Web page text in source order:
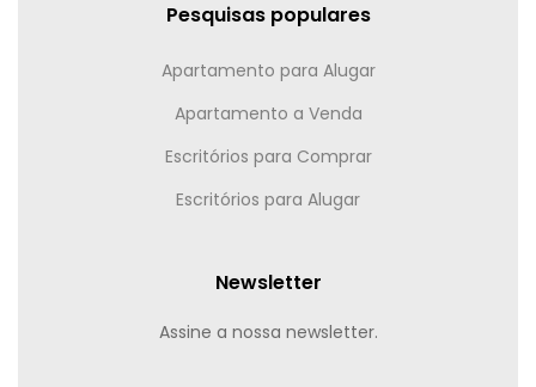
Pesquisas populares
Apartamento para Alugar
Apartamento a Venda
Escritórios para Comprar
Escritórios para Alugar
Newsletter
Assine a nossa newsletter.